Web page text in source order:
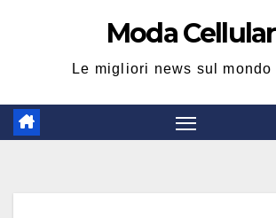
Moda
Le migliori news sul mondo